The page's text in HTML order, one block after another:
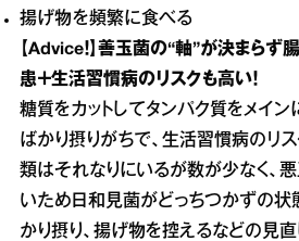
揚げ物を頻繁に食べる
【Advice！】善玉菌の“軸”が決まら
患＋生活習慣病のリスクも高い！
糖質をカットしてタンパク質をメイン
ばかり摂りがちで、生活習慣病のリ
類はそれなりにいるが数が少なく、
いため日和見菌がどっちつかずの状
かり摂り、揚げ物を控えるなどの見